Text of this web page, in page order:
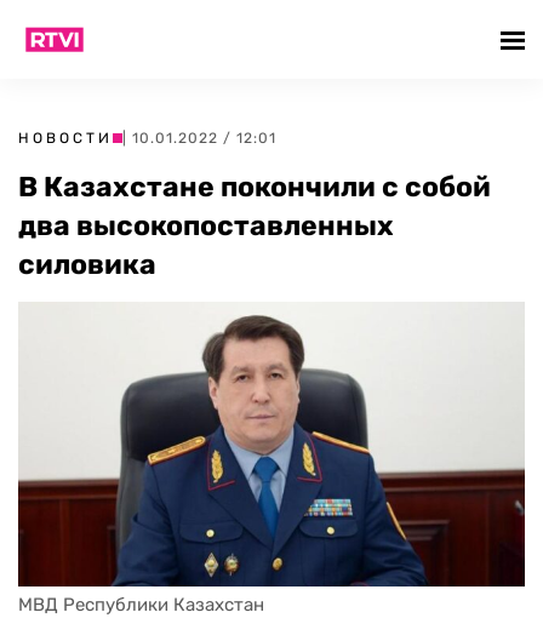
НОВОСТИ | 10.01.2022 / 12:01
В Казахстане покончили с собой
два высокопоставленных
силовика
МВД Республики Казахстан